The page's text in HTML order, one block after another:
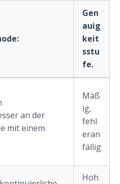
Gen
auig
keit
sstu
fe.
an der
mit einem
Mäß
ig,
fehl
eran
fällig
Hoh